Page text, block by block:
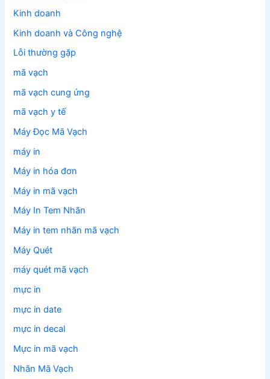
Kinh doanh
Kinh doanh và Công nghệ
Lỗi thường gặp
mã vạch
mã vạch cung ứng
mã vạch y tế
Máy Đọc Mã Vạch
máy in
Máy in hóa đơn
Máy in mã vạch
Máy In Tem Nhãn
Máy in tem nhãn mã vạch
Máy Quét
máy quét mã vạch
mực in
mực in date
mực in decal
Mực in mã vạch
Nhãn Mã Vạch